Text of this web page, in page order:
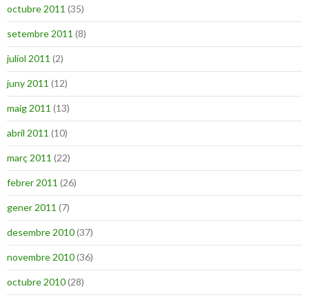
octubre 2011 (35)
setembre 2011 (8)
juliol 2011 (2)
juny 2011 (12)
maig 2011 (13)
abril 2011 (10)
març 2011 (22)
febrer 2011 (26)
gener 2011 (7)
desembre 2010(37)
novembre 2010(36)
octubre 2010(28)